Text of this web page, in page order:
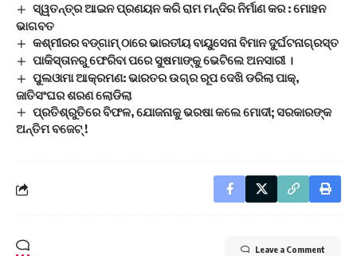
ସ୍ୱତନ୍ତ୍ର ଆଇନ ପ୍ରଣୟନ କରି ରାମ ମନ୍ଦିର ନିର୍ମାଣ କର : ମୋହନ
ଭାଗବତ
କଶ୍ମୀରର ବଡ୍‌ଗାମ୍‌ ଠାରେ ଭାରତୀୟ ବାୟୁସେନା ବିମାନ ଦୁର୍ଘଟନାଗ୍ରସ୍ତ
ପାକିସ୍ତାନରୁ ଫେରିବା ପରେ ସୁଷମାଙ୍କୁ ଭେଟିଲେ ଅନସାରୀ ।
ପୁଲଓାମା ଆକ୍ରମଣ: ଭାରତର ଉଗ୍ର ରୂପ ଦେଖି ଡରିଲା ପାକ୍,
ଜାତିସଂଘର ଶରଣ ଲୋଡିଲା
ପ୍ରତିଶ୍ରୁତିରେ ବିଫଳ, ଯୋଜନାକୁ ଭରଷା କଲେ ମୋଦୀ; ସରକାରଙ୍କ
ଅନ୍ତିମ ବଜେଟ୍ !
Leave a Comment